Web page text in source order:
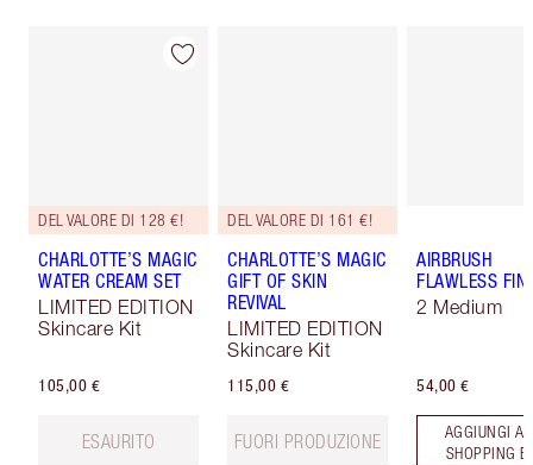
DEL VALORE DI 128 €!
CHARLOTTE’S MAGIC
WATER CREAM SET
LIMITED EDITION
Skincare Kit
105,00 €
ESAURITO
DEL VALORE DI 161 €!
CHARLOTTE’S MAGIC
GIFT OF SKIN
REVIVAL
LIMITED EDITION
Skincare Kit
115,00 €
FUORI PRODUZIONE
AIRBRUSH
FLAWLESS
2 Medium
54,00 €
AGGIUNGI
SHOPPING